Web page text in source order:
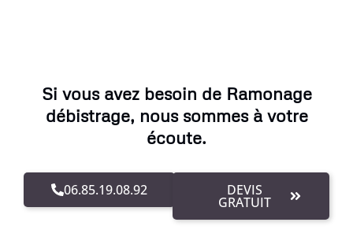
Si vous avez besoin de Ramonage
débistrage, nous sommes à votre
écoute.
06.85.19.08.92 DEVIS
GRATUIT